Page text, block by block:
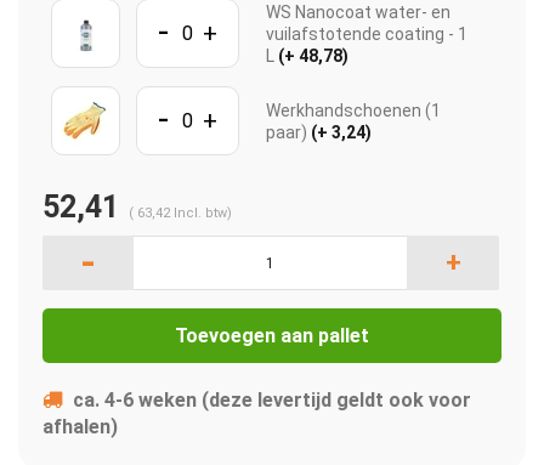
- +
WS Nanocoat water- en
vuilafstotende coating - 1
(+ 48,78)
- +
Werkhandschoenen (1
paar) (+ 3,24)
52,41 ( 63,42 Incl. btw)
- +
Toevoegen aan pallet
ca. 4-6 weken (deze levertijd geldt ook voor
afhalen)